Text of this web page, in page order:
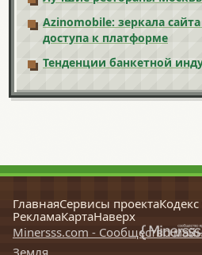
Azinomobile: зеркала
доступа к платформе
Тенденции банкетной
ГлавнаяСервисы проектаКодекс
РекламаКартаНаверх
Minersss.com - Сообщество